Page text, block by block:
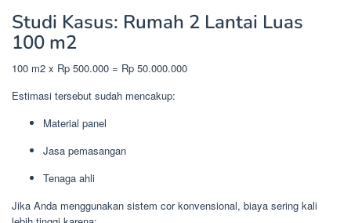
Studi Kasus: Rumah 2 Lantai Luas
100 m2
100 m2 x Rp 500.000 = Rp 50.000.000
Estimasi tersebut sudah mencakup:
Material panel
Jasa pemasangan
Tenaga ahli
Jika Anda menggunakan sistem cor konvensional, biaya sering kali